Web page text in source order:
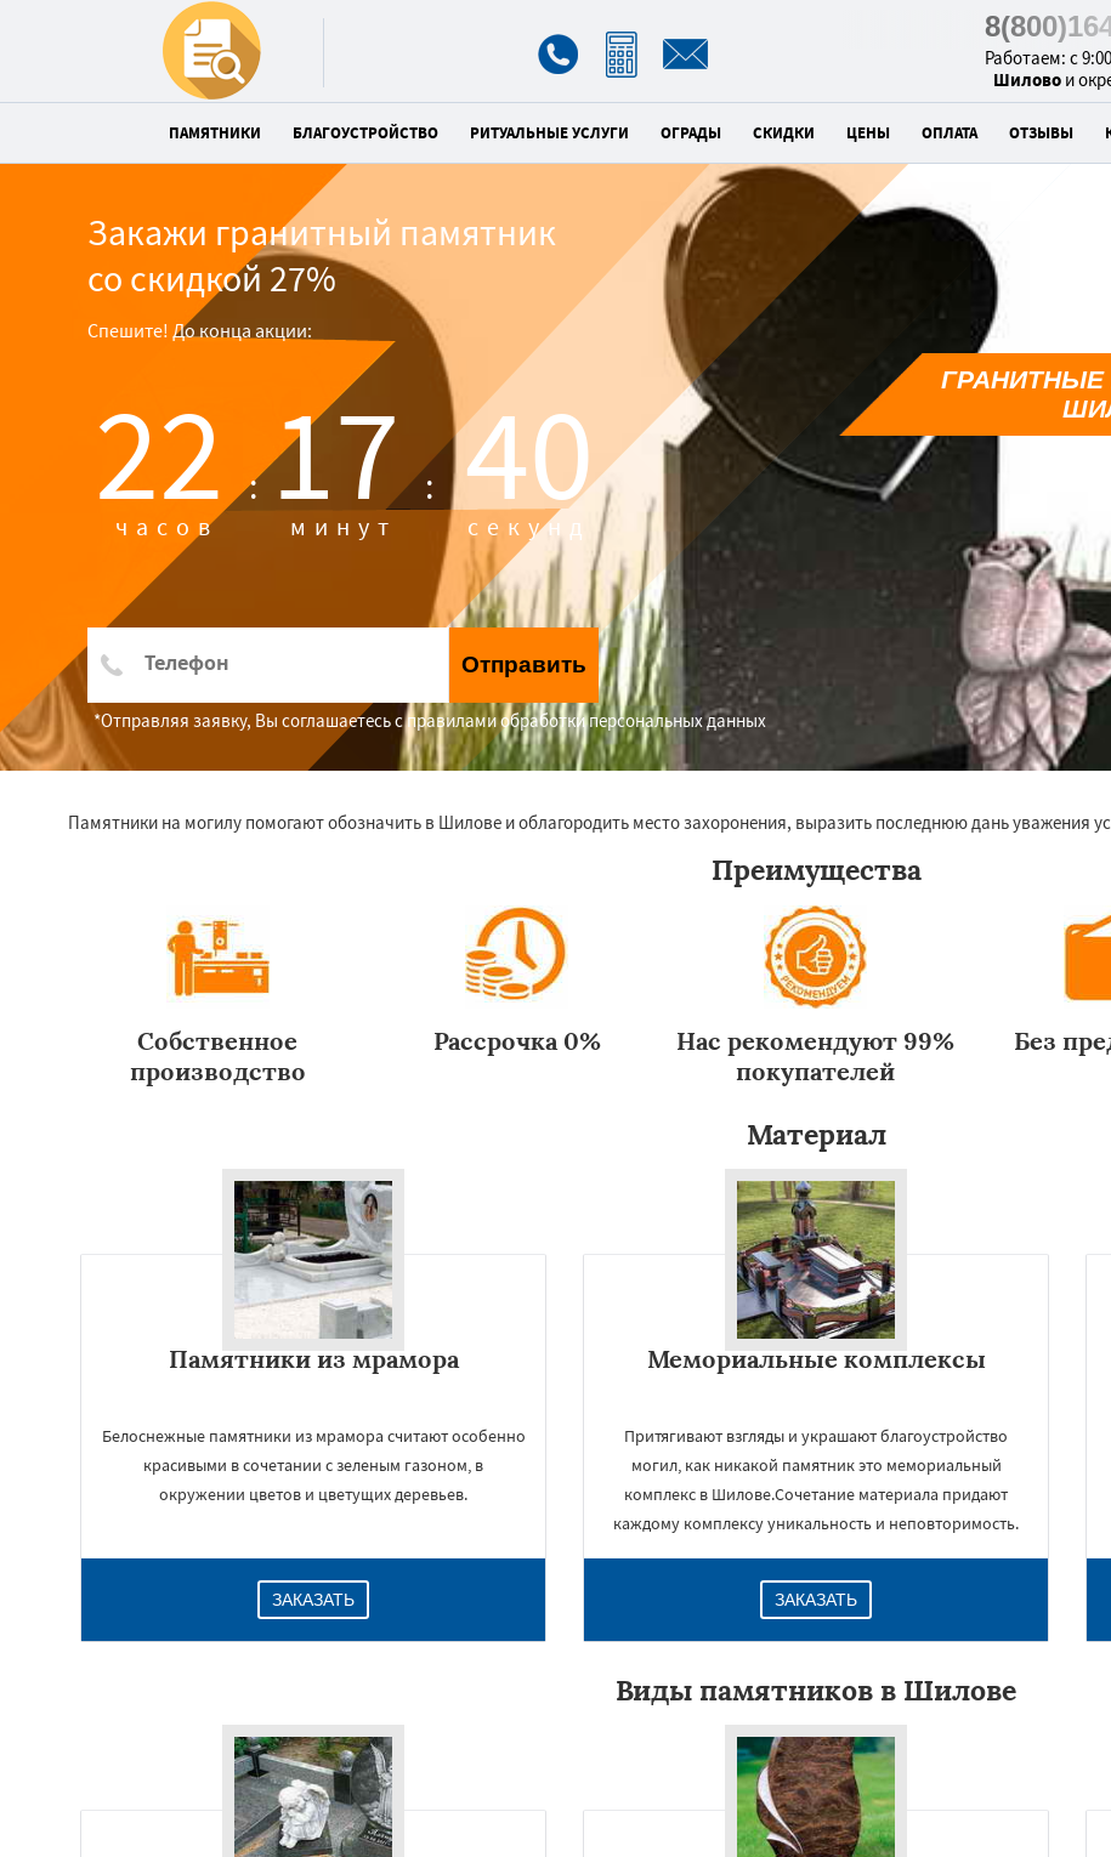
Работаем: с
Шилово и
ПАМЯТНИКИ БЛАГОУСТРОЙСТВО РИТУАЛЬНЫЕ УСЛУГИ ОГРАДЫ СКИДКИ ЦЕНЫ ОПЛАТА ОТЗЫВЫ
Закажи гранитный памятник
со скидкой 27%
Спешите! До конца акции:
22 :
часов 17 :
минут 39
секунд
Отправить
*Отправляя заявку, Вы соглашаетесь с правилами обработки персональных данных
ГРАНИТНЫЕ
Памятники на могилу помогают обозначить в Шилове и облагородить место захоронения, выразить последнюю дань уважения
Преимущества
Собственное
производство
Рассрочка 0%
Нас рекомендуют 99%
покупателей
Без
Материал
Памятники из мрамора
Белоснежные памятники из мрамора считают особенно
красивыми в сочетании с зеленым газоном, в
окружении цветов и цветущих деревьев.
ЗАКАЗАТЬ
Мемориальные комплексы
Притягивают взгляды и украшают благоустройство
могил, как никакой памятник это мемориальный
комплекс в Шилове.Сочетание материала придают
каждому комплексу уникальность и неповторимость.
ЗАКАЗАТЬ
Виды памятников в Шилове